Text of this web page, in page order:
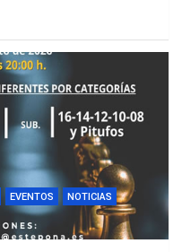
EVENTOS
NOTICIAS